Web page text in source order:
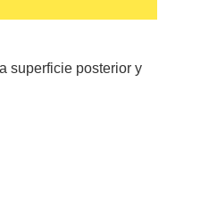
superficie posterior y